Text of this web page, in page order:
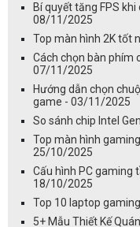
Bí quyết tăng FPS
08/11/2025
Top màn hình 2K tốt
Cách chọn bàn phím
07/11/2025
Hướng dẫn chọn
game - 03/11/2025
So sánh chip Intel
Top màn hình
25/10/2025
Cấu hình PC gaming
18/10/2025
Top 10 laptop
5+ Mẫu Thiết Kế